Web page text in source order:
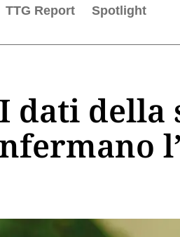
TTG Report Spotlight
dati della